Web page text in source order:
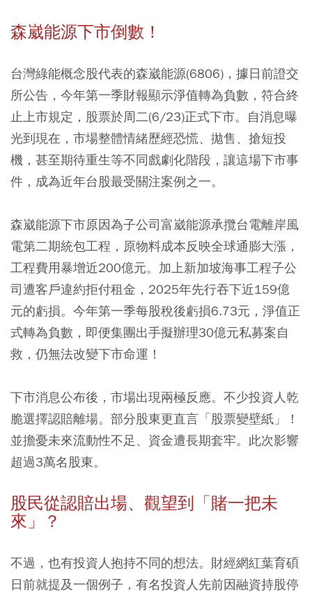
森崴能源下市倒數！
台灣綠能概念股代表的森崴能源(6806)，據日前證交
所公告，今年第一季財報顯示淨值轉為負數，符合終
止上市規定，股票於周二(6/23)正式下市。自消息曝
光到現在，市場整體情緒歷經恐慌、拋售、搶短投
機，甚至期待重生等不同戲劇化階段，讓這場下市事
件，成為近年台股最受關注案例之一。
森崴能源下市原因為子公司富崴能源承攬台電離岸風
電第二期統包工程，原物料成本反映全球通膨大漲，
工程費用暴增近200億元。加上新加坡海事工程子公
司遭客戶違約拒付租金，2025年先行吞下近159億
元的虧損。今年第一季每股稅後虧損6.73元，淨值正
式轉為負數，即便集團出手擬辦理30億元私募案自
救，仍無法改變下市命運！
下市消息公布後，市場出現兩極反應。不少投資人乾
脆選擇認賠離場。部分股東更直言「股票變壁紙」！
並擔憂未來流動性不足、資金遭長期套牢。此次影響
超過3萬名股東。
股民從認賠出場、觀望到「賭一把未
來」？
不過，也有投資人抱持不同的想法。財經網紅葉育碩
日前就提及一個例子，有名投資人先前因融資持股停